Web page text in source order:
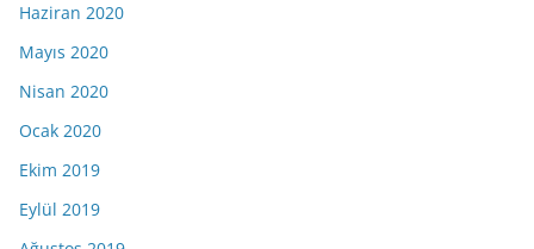
Haziran 2020
Mayıs 2020
Nisan 2020
Ocak 2020
Ekim 2019
Eylül 2019